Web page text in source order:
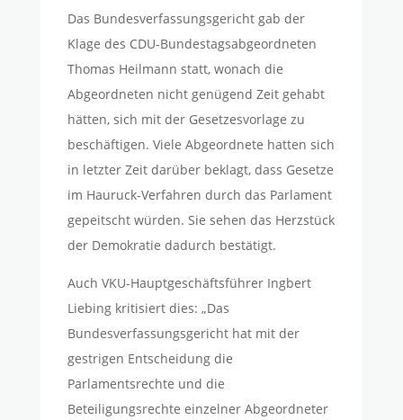
Das Bundesverfassungsgericht gab der
Klage des CDU-Bundestagsabgeordneten
Thomas Heilmann statt, wonach die
Abgeordneten nicht genügend Zeit gehabt
hätten, sich mit der Gesetzesvorlage zu
beschäftigen. Viele Abgeordnete hatten sich
in letzter Zeit darüber beklagt, dass Gesetze
im Hauruck-Verfahren durch das Parlament
gepeitscht würden. Sie sehen das Herzstück
der Demokratie dadurch bestätigt.
Auch VKU-Hauptgeschäftsführer Ingbert
Liebing kritisiert dies: „Das
Bundesverfassungsgericht hat mit der
gestrigen Entscheidung die
Parlamentsrechte und die
Beteiligungsrechte einzelner Abgeordneter